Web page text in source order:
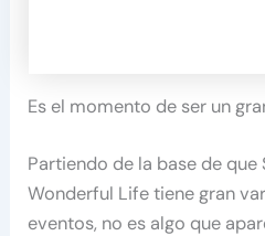
Es el momento de ser un
Partiendo de la base de que
Wonderful Life tiene gran
eventos, no es algo que